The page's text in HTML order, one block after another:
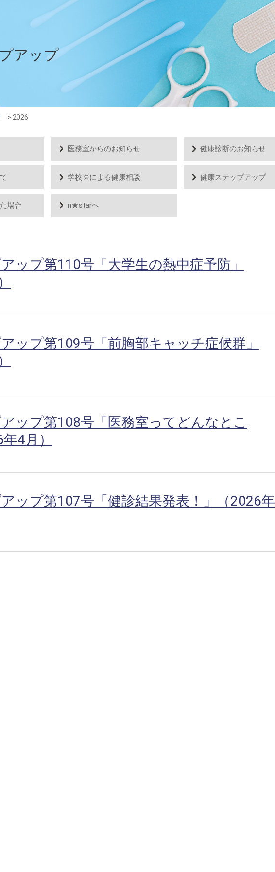
アップ
> 2026
医務室からのお知らせ 健康診断のお知らせ
学校医による健康相談 健康ステップアップ
場合 n★starへ
ップ第110号「大学生の熱中症予防」
ップ第109号「前胸部キャッチ症候群」
ップ第108号「医務室ってどんなとこ
4月）
ップ第107号「健診結果発表！」（2026年